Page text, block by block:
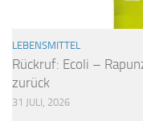
LEBENSMITTEL
Rückruf: Ecoli –
zurück
31 JULI, 2026